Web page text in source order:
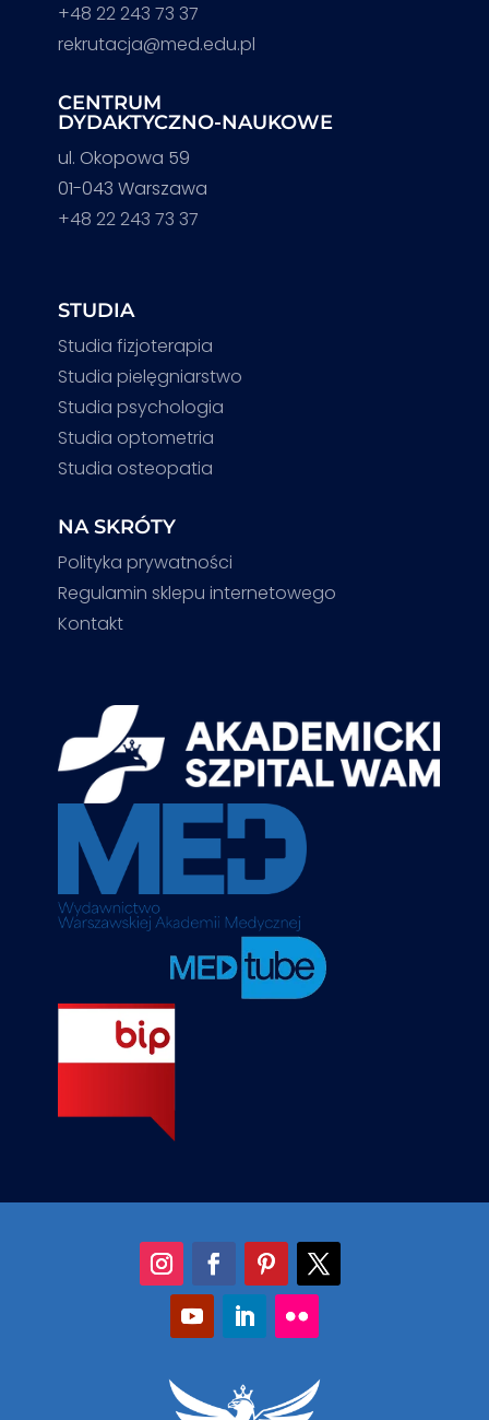
+48 22 243 73 37
rekrutacja@med.edu.pl
CENTRUM
DYDAKTYCZNO-NAUKOWE
ul. Okopowa 59
01-043 Warszawa
+48 22 243 73 37
STUDIA
Studia fizjoterapia
Studia pielęgniarstwo
Studia psychologia
Studia optometria
Studia osteopatia
NA SKRÓTY
Polityka prywatności
Regulamin sklepu internetowego
Kontakt